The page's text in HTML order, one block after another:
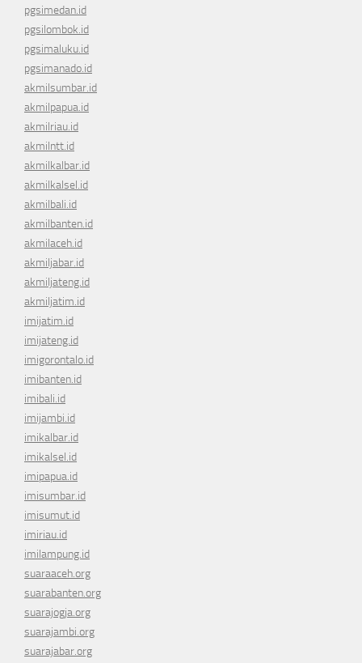
pgsimedan.id
pgsilombok.id
pgsimaluku.id
pgsimanado.id
akmilsumbar.id
akmilpapua.id
akmilriau.id
akmilntt.id
akmilkalbar.id
akmilkalsel.id
akmilbali.id
akmilbanten.id
akmilaceh.id
akmiljabar.id
akmiljateng.id
akmiljatim.id
imijatim.id
imijateng.id
imigorontalo.id
imibanten.id
imibali.id
imijambi.id
imikalbar.id
imikalsel.id
imipapua.id
imisumbar.id
imisumut.id
imiriau.id
imilampung.id
suaraaceh.org
suarabanten.org
suarajogja.org
suarajambi.org
suarajabar.org